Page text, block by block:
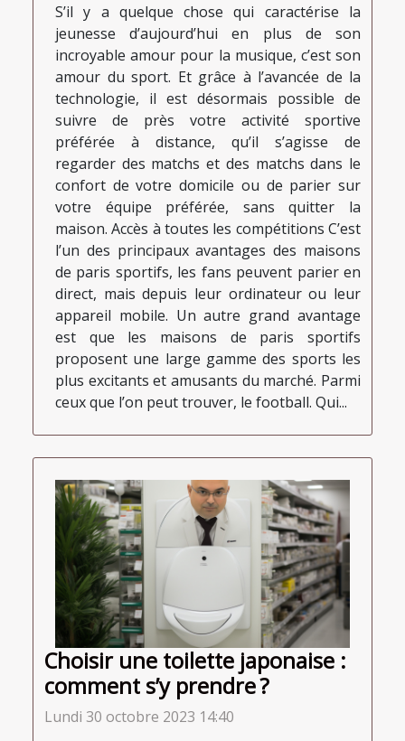
S’il y a quelque chose qui caractérise la
jeunesse d’aujourd’hui en plus de son
incroyable amour pour la musique, c’est son
amour du sport. Et grâce à l’avancée de la
technologie, il est désormais possible de
suivre de près votre activité sportive
préférée à distance, qu’il s’agisse de
regarder des matchs et des matchs dans le
confort de votre domicile ou de parier sur
votre équipe préférée, sans quitter la
maison. Accès à toutes les compétitions C’est
l’un des principaux avantages des maisons
de paris sportifs, les fans peuvent parier en
direct, mais depuis leur ordinateur ou leur
appareil mobile. Un autre grand avantage
est que les maisons de paris sportifs
proposent une large gamme des sports les
plus excitants et amusants du marché. Parmi
ceux que l’on peut trouver, le football. Qui...
Choisir une toilette japonaise :
comment s’y prendre ?
Lundi 30 octobre 2023 14:40